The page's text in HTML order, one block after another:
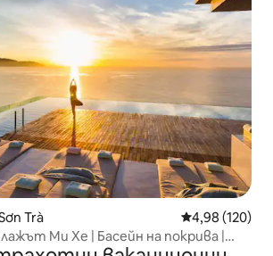
Trà Средна
4,98 (120)
Ми Хе | Басейн на покрива |